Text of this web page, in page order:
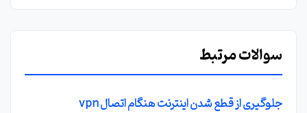
سوالات مرتبط
جلوگیری از قطع شدن اینترنت هنگام اتصال vpn